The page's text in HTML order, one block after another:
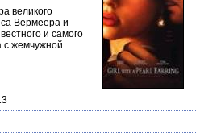
великого
Вермеера и
и самого
с жемчужной